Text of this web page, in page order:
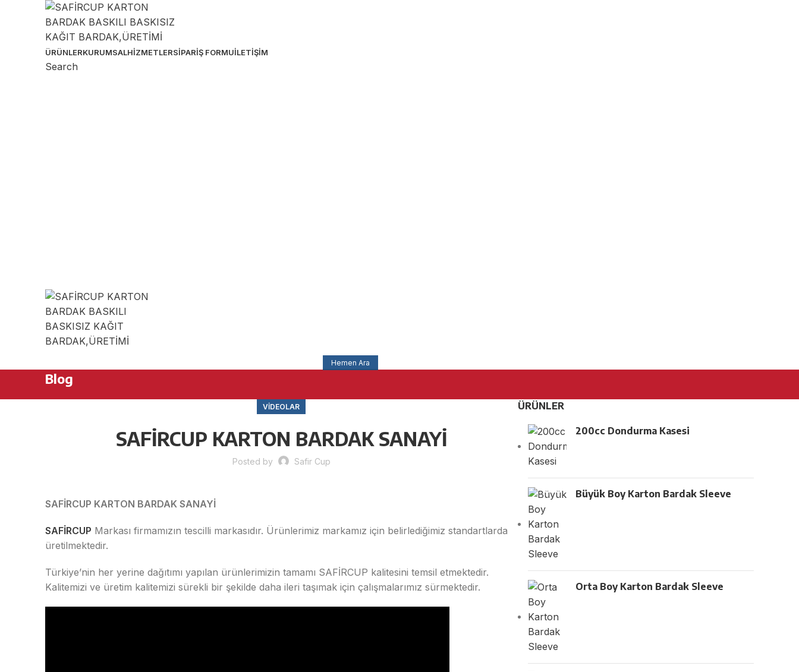
ÜRÜNLERKURUMSALHIZMETLERSIPARIŞ FORMUİLETIŞIM
Search
Hemen Ara
Blog
VİDEOLAR
SAFİRCUP KARTON BARDAK SANAYİ
Posted by Safir Cup
SAFİRCUP KARTON BARDAK SANAYİ
SAFİRCUP Markası firmamızın tescilli markasıdır. Ürünlerimiz markamız için belirlediğimiz standartlarda
üretilmektedir.
Türkiye’nin her yerine dağıtımı yapılan ürünlerimizin tamamı SAFİRCUP kalitesini temsil etmektedir.
Kalitemizi ve üretim kalitemizi sürekli bir şekilde daha ileri taşımak için çalışmalarımız sürmektedir.
ÜRÜNLER
200cc Dondurma Kasesi
Büyük Boy Karton Bardak Sleeve
Orta Boy Karton Bardak Sleeve